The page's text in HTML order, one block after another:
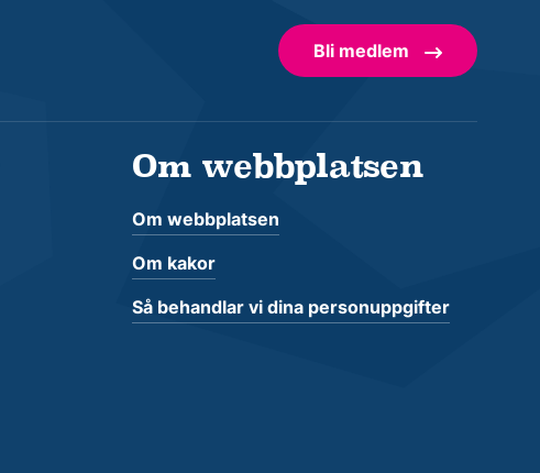
Bli medlem
Om webbplatsen
Om webbplatsen
Om kakor
Så behandlar vi dina personuppgifter